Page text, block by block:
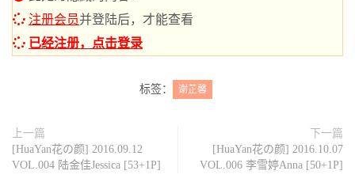
注册会员并登陆后，才能查看
已经注册，点击登录
标签： 谢芷馨
上一篇
[HuaYan花の颜] 2016.09.12
VOL.004 陆金佳Jessica [53+1P]
下一篇
[HuaYan花の颜] 2016.10.07
VOL.006 李雪婷Anna [50+1P]